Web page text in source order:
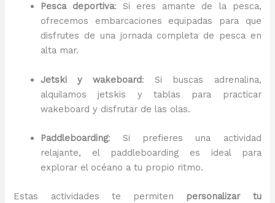
Pesca deportiva: Si eres amante de la pesca,
ofrecemos embarcaciones equipadas para que
disfrutes de una jornada completa de pesca en
alta mar.
Jetski y wakeboard: Si buscas adrenalina,
alquilamos jetskis y tablas para practicar
wakeboard y disfrutar de las olas.
Paddleboarding: Si prefieres una actividad
relajante, el paddleboarding es ideal para
explorar el océano a tu propio ritmo.
Estas actividades te permiten personalizar tu